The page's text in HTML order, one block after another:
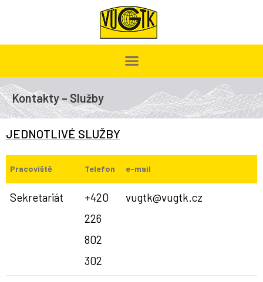
Kontakty – Služby
JEDNOTLIVÉ SLUŽBY
Pracoviště Telefon e-mail
Sekretariát
+420
226
802
302
vugtk@vugtk.cz